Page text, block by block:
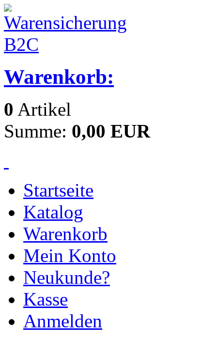
Warenkorb:
0 Artikel
Summe: 0,00 EUR
Startseite
Katalog
Warenkorb
Mein Konto
Neukunde?
Kasse
Anmelden